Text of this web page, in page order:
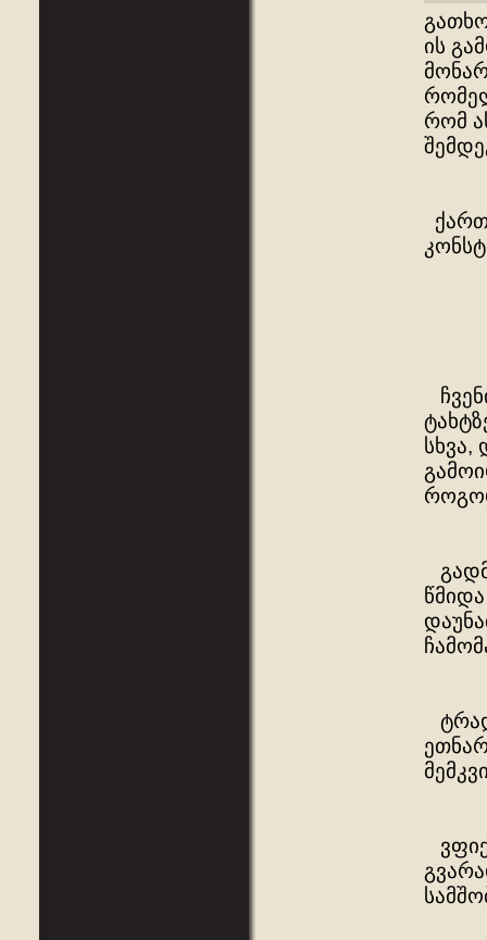
ის
რომ
სხვა,